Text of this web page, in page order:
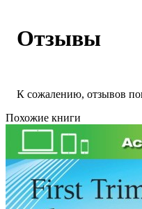
Отзывы
К сожалению, отзывов
Похожие книги